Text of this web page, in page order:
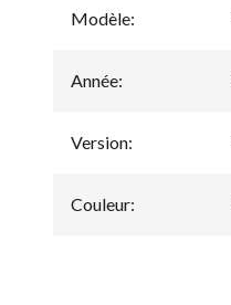
Modèle:
Année:
Version:
Couleur: